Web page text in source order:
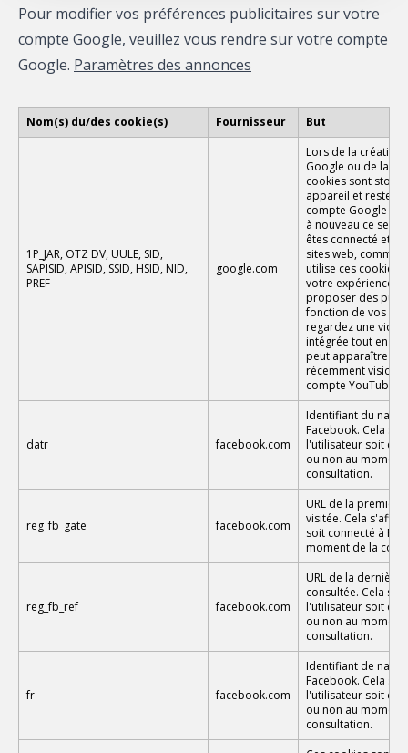
Pour modifier vos préférences publicitaires sur votre
compte Google, veuillez vous rendre sur votre compte
Google. Paramètres des annonces
Nom(s) du/des cookie(s) Fournisseur But
1P_JAR, OTZ DV, UULE, SID,
SAPISID, APISID, SSID, HSID, NID,
PREF
google.com
Lors de la création
Google ou de la
cookies sont
appareil et restent
compte Google
à nouveau ce
êtes connecté et
sites web, comme
utilise ces cookies
votre expérience
proposer des
fonction de vos
regardez une
intégrée tout en
peut apparaître
récemment
compte YouTube.
datr facebook.com
Identifiant du
Facebook. Cela
l'utilisateur soit
ou non au moment
consultation.
reg_fb_gate facebook.com
URL de la
visitée. Cela
soit connecté à
moment de la
reg_fb_ref facebook.com
URL de la dernière
consultée. Cela
l'utilisateur soit
ou non au moment
consultation.
fr facebook.com
Identifiant de
Facebook. Cela
l'utilisateur soit
ou non au moment
consultation.